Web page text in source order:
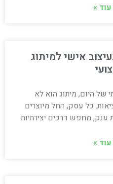
»
אישי למיתוג
של היום, מיתוג הוא לא
כל עסק, החל מיוצרים
ענק, מחפש דרכים יצירתיות
»